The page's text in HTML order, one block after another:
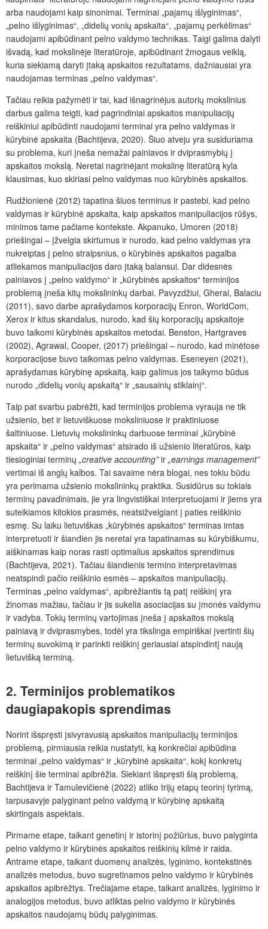
arba naudojami kaip sinonimai. Terminai „pajamų išlyginimas“,
„pelno išlyginimas“, „didelių vonių apskaita“, „pajamų perkėlimas“
naudojami apibūdinant pelno valdymo technikas. Taigi galima dalyti
išvadą, kad mokslinėje literatūroje, apibūdinant žmogaus veiklą,
kuria siekiamą daryti įtaką apskaitos rezultatams, dažniausiai yra
naudojamas terminas „pelno valdymas“.
Tačiau reikia pažymėti ir tai, kad išnagrinėjus autorių mokslinius
darbus galima teigti, kad pagrindiniai apskaitos manipuliacijų
reiškiniui apibūdinti naudojami terminai yra pelno valdymas ir
kūrybinė apskaita (Bachtijeva, 2020). Šiuo atveju yra susiduriama
su problema, kuri įneša nemažai painiavos ir dviprasmybių į
apskaitos mokslą. Neretai nagrinėjant mokslinę literatūrą kyla
klausimas, kuo skiriasi pelno valdymas nuo kūrybinės apskaitos.
Rudžionienė (2012) tapatina šiuos terminus ir pastebi, kad pelno
valdymas ir kūrybinė apskaita, kaip apskaitos manipuliacijos rūšys,
minimos tame pačiame kontekste. Akpanuko, Umoren (2018)
priešingai – įžvelgia skirtumus ir nurodo, kad pelno valdymas yra
nukreiptas į pelno straipsnius, o kūrybinės apskaitos pagalba
atliekamos manipuliacijos daro įtaką balansui. Dar didesnės
painiavos į „pelno valdymo“ ir „kūrybinės apskaitos“ terminijos
problemą įneša kitų mokslininkų darbai. Pavyzdžiui, Gherai, Balaciu
(2011), savo darbe aprašydamos korporacijų Enron, WorldCom,
Xerox ir kitus skandalus, nurodo, kad šių korporacijų apskaitoje
buvo taikomi kūrybinės apskaitos metodai. Benston, Hartgraves
(2002), Agrawal, Cooper, (2017) priešingai – nurodo, kad minėtose
korporacijose buvo taikomas pelno valdymas. Eseneyen (2021),
aprašydamas kūrybinę apskaitą, kaip galimus jos taikymo būdus
nurodo „didelių vonių apskaitą“ ir „sausainių stiklainį“.
Taip pat svarbu pabrėžti, kad terminijos problema vyrauja ne tik
užsienio, bet ir lietuviškuose moksliniuose ir praktiniuose
šaltiniuose. Lietuvių mokslininkų darbuose terminai „kūrybinė
apskaita“ ir „pelno valdymas“ atsirado iš užsienio literatūros, kaip
tiesioginiai terminų „creative accounting”ir „earnings management”
vertimai iš anglų kalbos. Tai savaime nėra blogai, nes tokiu būdu
yra perimama užsienio mokslininkų praktika. Susidūrus su tokiais
terminų pavadinimais, jie yra lingvistiškai interpretuojami ir jiems yra
suteikiamos kitokios prasmės, neatsižvelgiant į paties reiškinio
esmę. Su laiku lietuviškas „kūrybinės apskaitos“ terminas imtas
interpretuoti ir šiandien jis neretai yra tapatinamas su kūrybiškumu,
aiškinamas kaip noras rasti optimalius apskaitos sprendimus
(Bachtijeva, 2021). Tačiau šiandienis termino interpretavimas
neatspindi pačio reiškinio esmės – apskaitos manipuliacijų.
Terminas „pelno valdymas“, apibrėžiantis tą patį reiškinį yra
žinomas mažiau, tačiau ir jis sukelia asociacijas su įmonės valdymu
ir vadyba. Tokių terminų vartojimas įneša į apskaitos mokslą
painiavą ir dviprasmybes, todėl yra tikslinga empiriškai įvertinti šių
terminų suvokimą ir parinkti reiškinį geriausiai atspindintį naują
lietuvišką terminą.
2. Terminijos problematikos
daugiapakopis sprendimas
Norint išspręsti įsivyravusią apskaitos manipuliacijų terminijos
problemą, pirmiausia reikia nustatyti, ką konkrečiai apibūdina
terminai „pelno valdymas“ ir „kūrybinė apskaita“, kokį konkretų
reiškinį šie terminai apibrėžia. Siekiant išspręsti šią problemą,
Bachtijeva ir Tamulevičienė (2022) atliko trijų etapų teorinį tyrimą,
tarpusavyje palyginant pelno valdymą ir kūrybinę apskaitą
skirtingais aspektais.
Pirmame etape, taikant genetinį ir istorinį požiūrius, buvo palyginta
pelno valdymo ir kūrybinės apskaitos reiškinių kilmė ir raida.
Antrame etape, taikant duomenų analizės, lyginimo, kontekstinės
analizės metodus, buvo sugretinamos pelno valdymo ir kūrybinės
apskaitos apibrėžtys. Trečiajame etape, taikant analizės, lyginimo ir
analogijos metodus, buvo atliktas pelno valdymo ir kūrybinės
apskaitos naudojamų būdų palyginimas.